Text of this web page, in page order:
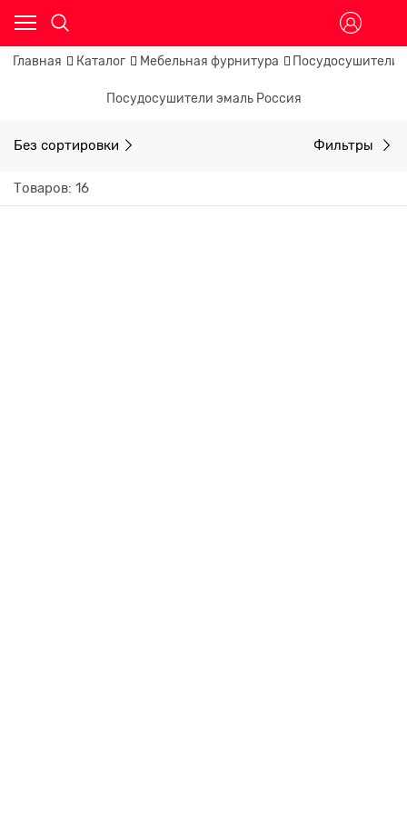
Главная Каталог Мебельная фурнитура Посудосушители
Посудосушители эмаль Россия
Без сортировки Фильтры
Товаров: 16